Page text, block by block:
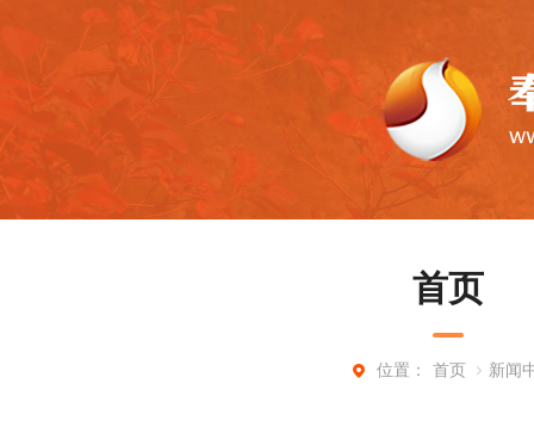
首页
位置： 首页 新闻